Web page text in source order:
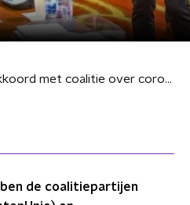
Oppositie sluit akkoord met coalitie over coronaspoedwet
de coalitiepartijen